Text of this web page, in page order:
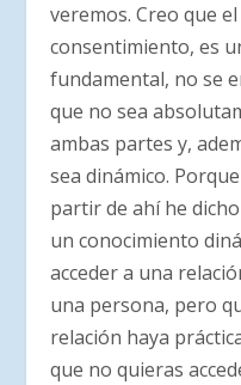
veremos. Creo que
consentimiento, es
fundamental, no se
que no sea
ambas partes y,
sea dinámico.
partir de ahí he
un conocimiento
acceder a una
una persona, pero
relación haya
que no quieras